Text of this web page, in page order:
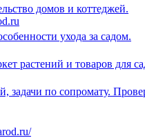
домов и коттеджей.
ухода за садом.
растений и товаров для
задачи по сопромату.